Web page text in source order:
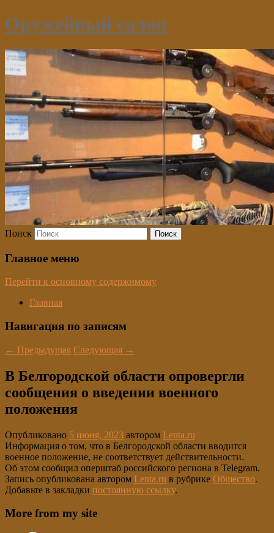
Оружейный салон
Поиск
Главное меню
Перейти к основному содержимому
Главная
Навигация по записям
← Предыдущая Следующая →
В Белгородской области опровергли
сообщения о введении военного
положения
Опубликовано 5 июня, 2023 автором Lenta.ru
Информация о том, что в Белгородской области вводится
военное положение, не соответствует действительности.
Об этом сообщил оперштаб российского региона в Telegram.
Запись опубликована автором Lenta.ru в рубрике Общество.
Добавьте в закладки постоянную ссылку.
More from my site